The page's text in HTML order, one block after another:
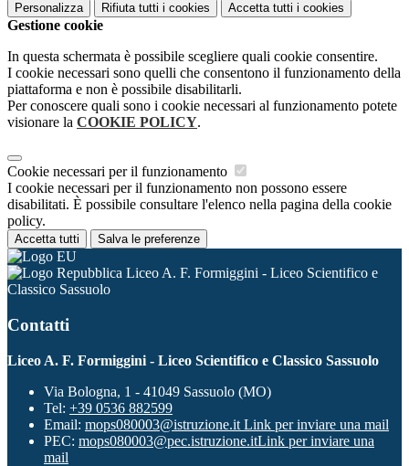
Personalizza Rifiuta tutti i cookies Accetta tutti i cookies
Gestione cookie
In questa schermata è possibile scegliere quali cookie consentire.
I cookie necessari sono quelli che consentono il funzionamento della
piattaforma e non è possibile disabilitarli.
Per conoscere quali sono i cookie necessari al funzionamento potete
visionare la COOKIE POLICY.
Cookie necessari per il funzionamento
I cookie necessari per il funzionamento non possono essere
disabilitati. È possibile consultare l'elenco nella pagina della cookie
policy.
Accetta tutti Salva le preferenze
Liceo A. F. Formiggini - Liceo Scientifico e
Classico Sassuolo
Contatti
Liceo A. F. Formiggini - Liceo Scientifico e Classico Sassuolo
Via Bologna, 1 - 41049 Sassuolo (MO)
Tel: +39 0536 882599
Email: mops080003@istruzione.it Link per inviare una mail
PEC: mops080003@pec.istruzione.itLink per inviare una
mail